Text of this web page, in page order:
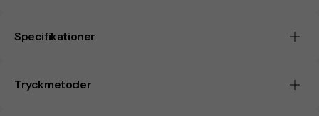
Specifikationer
Tryckmetoder